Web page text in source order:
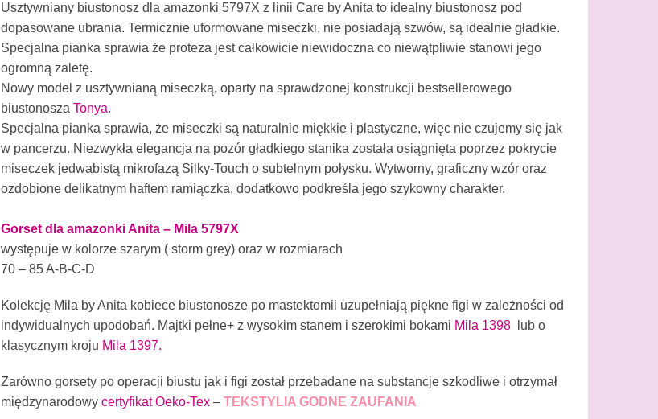
Usztywniany biustonosz dla amazonki 5797X z linii Care by Anita to idealny biustonosz pod
dopasowane ubrania. Termicznie uformowane miseczki, nie posiadają szwów, są idealnie gładkie.
Specjalna pianka sprawia że proteza jest całkowicie niewidoczna co niewątpliwie stanowi jego
ogromną zaletę.
Nowy model z usztywnianą miseczką, oparty na sprawdzonej konstrukcji bestsellerowego
biustonosza Tonya.
Specjalna pianka sprawia, że miseczki są naturalnie miękkie i plastyczne, więc nie czujemy się jak
w pancerzu. Niezwykła elegancja na pozór gładkiego stanika została osiągnięta poprzez pokrycie
miseczek jedwabistą mikrofazą Silky-Touch o subtelnym połysku. Wytworny, graficzny wzór oraz
ozdobione delikatnym haftem ramiączka, dodatkowo podkreśla jego szykowny charakter.
Gorset dla amazonki Anita – Mila 5797X
występuje w kolorze szarym ( storm grey) oraz w rozmiarach
70 – 85 A-B-C-D
Kolekcję Mila by Anita kobiece biustonosze po mastektomii uzupełniają piękne figi w zależności od
indywidualnych upodobań. Majtki pełne+ z wysokim stanem i szerokimi bokami Mila 1398 lub o
klasycznym kroju Mila 1397.
Zarówno gorsety po operacji biustu jak i figi został przebadane na substancje szkodliwe i otrzymał
międzynarodowy certyfikat Oeko-Tex – TEKSTYLIA GODNE ZAUFANIA